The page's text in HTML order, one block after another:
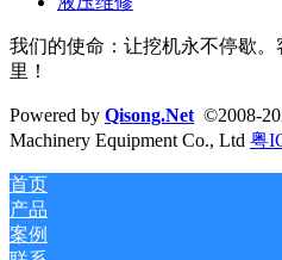
我们的使命：让挖机永不停歇
里！
Powered by Qisong.Net ©2008-
Machinery Equipment Co., Ltd 粤
首页
产品
案例